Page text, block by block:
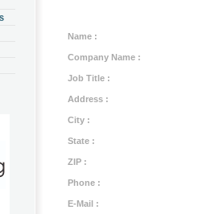
Name :
Company Name :
Job Title :
Address :
City :
State :
ZIP :
Phone :
E-Mail :